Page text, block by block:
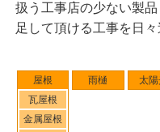
屋根
瓦屋根
金属屋根
雨樋 太陽
扱う工事店の少ない製
足して頂ける工事を日々